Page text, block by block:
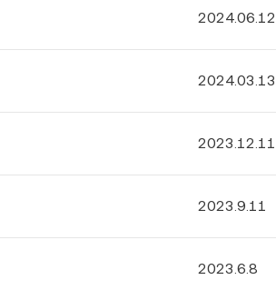
2024.06.12
2024.03.13
2023.12.11
2023.9.11
2023.6.8